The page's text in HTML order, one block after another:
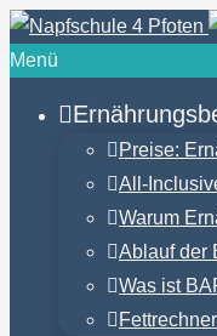
Menü
Preise:
All-
Warum
Ablauf der
Was ist
Fettrechner